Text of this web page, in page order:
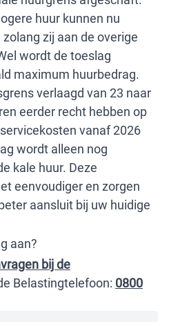
huur kunnen nu
zij aan de overige
wordt de toeslag
maximum huurbedrag.
verlaagd van 23 naar
eerder recht hebben op
vanaf 2026
wordt alleen nog
kale huur. Deze
eenvoudiger en zorgen
aansluit bij uw huidige
aan?
bij de
Belastingtelefoon: 0800